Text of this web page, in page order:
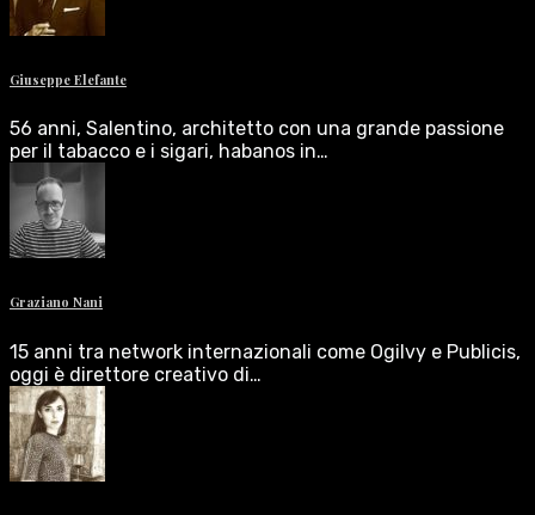
Giuseppe Elefante
56 anni, Salentino, architetto con una grande passione
per il tabacco e i sigari, habanos in…
Graziano Nani
15 anni tra network internazionali come Ogilvy e Publicis,
oggi è direttore creativo di…